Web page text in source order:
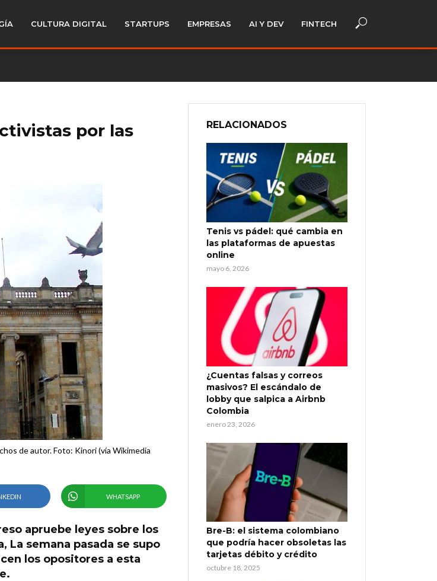
CULTURA DIGITAL STARTUPS EMPRESAS AI Y DEV FINTECH
por las
de autor. Foto: Kinori (vía Wikimedia
WHATSAPP
apruebe leyes sobre los
semana pasada se supo
los opositores a esta
RELACIONADOS
Tenis vs pádel: qué cambia en
las plataformas de apuestas
online
mayo 6, 2026
¿Cuentas falsas y correos
masivos? El escándalo de
lobby que salpica a Airbnb
Colombia
enero 23, 2026
Bre-B: el sistema colombiano
que podría hacer obsoletas las
tarjetas débito y crédito
octubre 18, 2025